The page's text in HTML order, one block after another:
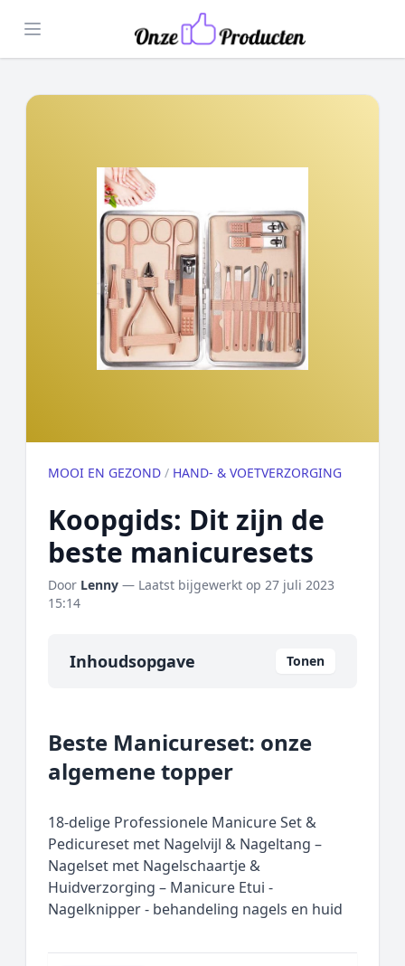
Open menu
MOOI EN GEZOND / HAND- & VOETVERZORGING
Koopgids: Dit zijn de
beste manicuresets
Door Lenny — Laatst bijgewerkt op 27 juli 2023
15:14
Inhoudsopgave Tonen
Onze algemene topper
Prijs topper
Rating topper
Onderzoeksmethode
Alternatieven
Prijsniveaus
Beste Manicureset: onze
algemene topper
18-delige Professionele Manicure Set &
Pedicureset met Nagelvijl & Nageltang –
Nagelset met Nagelschaartje &
Huidverzorging – Manicure Etui -
Nagelknipper - behandeling nagels en huid